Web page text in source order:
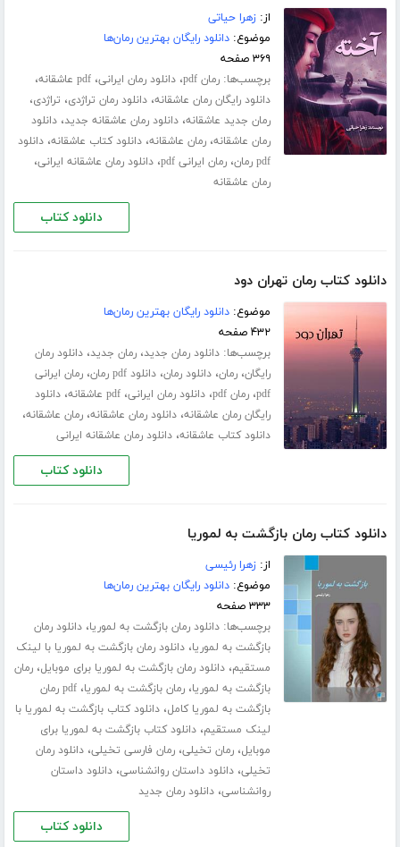
از:زهرا حیاتی
موضوع:دانلود رایگان بهترین رمان‌ها
۳۶۹ صفحه
برچسب‌ها:رمان pdf ،دانلود رمان ایرانی،pdf عاشقانه ،
دانلود رایگان رمان عاشقانه،دانلود رمان تراژدی، تراژدی،
رمان جدید عاشقانه،دانلود رمان عاشقانه جدید،دانلود
رمان عاشقانه،رمان عاشقانه،دانلود کتاب عاشقانه،دانلود
pdf رمان
،رمان ایرانی pdf ،دانلود رمان عاشقانه ایرانی،
رمان عاشقانه
دانلود کتاب
دانلود کتاب رمان تهران دود
موضوع:دانلود رایگان بهترین رمان‌ها
۴۳۲ صفحه
برچسب‌ها:دانلود رمان جدید،رمان جدید،دانلود رمان
رایگان،رمان،دانلود رمان،دانلود pdf رمان ،رمان ایرانی
pdf،رمان pdf ،دانلود رمان ایرانی،pdf عاشقانه ،دانلود
رایگان رمان عاشقانه،دانلود رمان عاشقانه،رمان عاشقانه،
دانلود کتاب عاشقانه،دانلود رمان عاشقانه ایرانی
دانلود کتاب
دانلود کتاب رمان بازگشت به لموریا
از:زهرا رئیسی
موضوع:دانلود رایگان بهترین رمان‌ها
۳۳۳ صفحه
برچسب‌ها:دانلود رمان بازگشت به لموریا،دانلود رمان
بازگشت به لموریا،دانلود رمان بازگشت به لموریا با لینک
مستقیم،دانلود رمان بازگشت به لموریا برای موبایل،رمان
بازگشت به لموریا،رمان بازگشت به لموریا،
pdf رمان
بازگشت به لموریا کامل،دانلود کتاب بازگشت به لموریا با
لینک مستقیم،دانلود کتاب بازگشت به لموریا برای
موبایل،رمان تخیلی،رمان فارسی تخیلی،دانلود رمان
تخیلی،دانلود داستان روانشناسی،دانلود داستان
روانشناسی،دانلود رمان جدید
دانلود کتاب